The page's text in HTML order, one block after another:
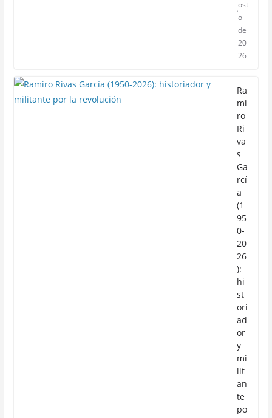
ost
o
de
20
26
Ra
mi
ro
Ri
va
s
Ga
rcí
a
(1
95
0-
20
26
):
hi
st
ori
ad
or
y
mi
lit
an
te
po